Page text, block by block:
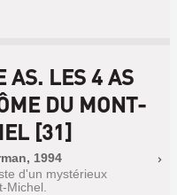
AS. LES 4 AS
DU MONT-
[31]
1994
d'un mystérieux
Michel.